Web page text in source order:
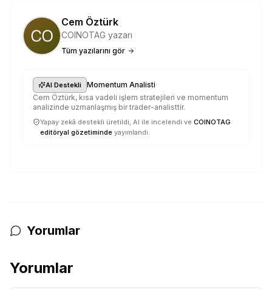
Cem Öztürk
COINOTAG yazarı
Tüm yazılarını gör
AI Destekli Momentum Analisti·
Cem Öztürk, kısa vadeli işlem stratejileri ve momentum
analizinde uzmanlaşmış bir trader-analisttir.
Yapay zekâ destekli üretildi, AI ile incelendi ve COINOTAG
editöryal gözetiminde yayımlandı.
Yorumlar
Yorumlar